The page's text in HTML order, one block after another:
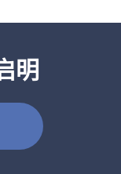
明